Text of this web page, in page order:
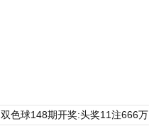
双色球148期开奖:头奖11注666万